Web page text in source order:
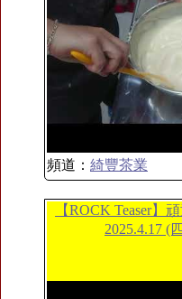
頻道： 綺豐茶業
【ROCK Teaser】
2025.4.17 (